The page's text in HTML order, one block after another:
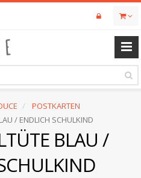
POSTKARTEN
/ ENDLICH SCHULKIND
BLAU /